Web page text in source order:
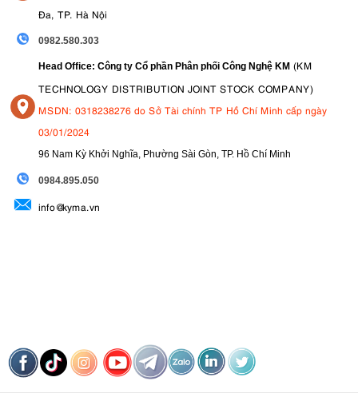
Đa, TP. Hà Nội
0982.580.303
Head Office: Công ty Cổ phần Phân phối Công Nghệ KM (KM
TECHNOLOGY DISTRIBUTION JOINT STOCK COMPANY)
MSDN: 0318238276 do Sở Tài chính TP Hồ Chí Minh cấp ngày
03/01/2024
96 Nam Kỳ Khởi Nghĩa, Phường Sài Gòn, TP. Hồ Chí Minh
0984.895.050
info@kyma.vn